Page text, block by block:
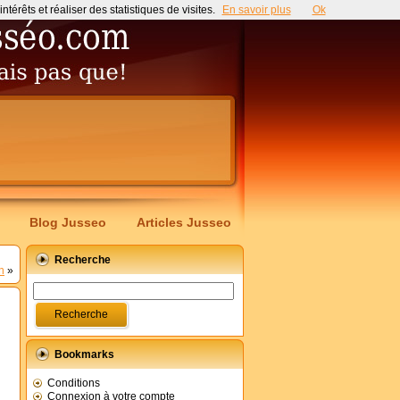
Blog Jusseo Articles Jusseo
»
Recherche
Bookmarks
Conditions
Connexion à votre compte
et réaliser des statistiques de visites. En savoir plus Ok